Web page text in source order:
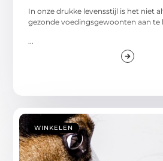
In onze drukke levensstijl is het niet
gezonde voedingsgewoonten aan te
...
WINKELEN